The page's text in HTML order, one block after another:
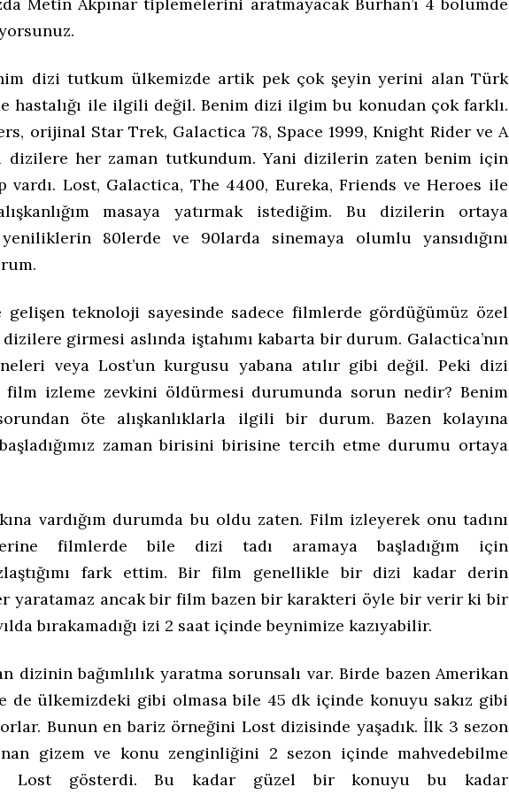
Metin Akpınar tiplemelerini aratmayacak Burhan’ı 4 bölümde
dizi tutkum ülkemizde artik pek çok şeyin yerini alan Türk
hastalığı ile ilgili değil. Benim dizi ilgim bu konudan çok farklı.
orijinal Star Trek, Galactica 78, Space 1999, Knight Rider ve A
dizilere her zaman tutkundum. Yani dizilerin zaten benim için
vardı. Lost, Galactica, The 4400, Eureka, Friends ve Heroes ile
masaya yatırmak istediğim. Bu dizilerin ortaya
80lerde ve 90larda sinemaya olumlu yansıdığını
gelişen teknoloji sayesinde sadece filmlerde gördüğümüz özel
girmesi aslında iştahımı kabarta bir durum. Galactica’nın
veya Lost’un kurgusu yabana atılır gibi değil. Peki dizi
film izleme zevkini öldürmesi durumunda sorun nedir? Benim
öte alışkanlıklarla ilgili bir durum. Bazen kolayına
zaman birisini birisine tercih etme durumu ortaya
vardığım durumda bu oldu zaten. Film izleyerek onu tadını
filmlerde bile dizi tadı aramaya başladığım için
fark ettim. Bir film genellikle bir dizi kadar derin
yaratamaz ancak bir film bazen bir karakteri öyle bir verir ki bir
bırakamadığı izi 2 saat içinde beynimize kazıyabilir.
dizinin bağımlılık yaratma sorunsalı var. Birde bazen Amerikan
de ülkemizdeki gibi olmasa bile 45 dk içinde konuyu sakız gibi
Bunun en bariz örneğini Lost dizisinde yaşadık. İlk 3 sezon
gizem ve konu zenginliğini 2 sezon içinde mahvedebilme
Lost gösterdi. Bu kadar güzel bir konuyu bu kadar